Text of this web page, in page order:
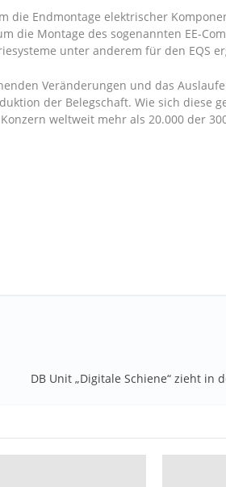
die Endmontage elektrischer
die Montage des sogenannten EE-
unter anderem für den EQS
Veränderungen und das
der Belegschaft. Wie sich diese
weltweit mehr als 20.000 der
DB Unit „Digitale Schiene“ zieht in